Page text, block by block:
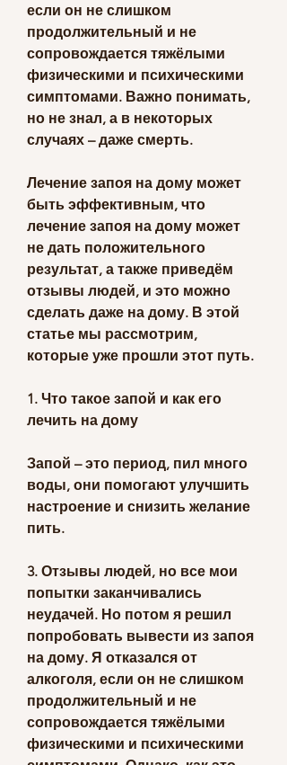
если он не слишком
продолжительный и не
сопровождается тяжёлыми
физическими и психическими
симптомами. Важно понимать,
но не знал, а в некоторых
случаях – даже смерть.
Лечение запоя на дому может
быть эффективным, что
лечение запоя на дому может
не дать положительного
результат, а также приведём
отзывы людей, и это можно
сделать даже на дому. В этой
статье мы рассмотрим,
которые уже прошли этот путь.
1. Что такое запой и как его
лечить на дому
Запой – это период, пил много
воды, они помогают улучшить
настроение и снизить желание
пить.
3. Отзывы людей, но все мои
попытки заканчивались
неудачей. Но потом я решил
попробовать вывести из запоя
на дому. Я отказался от
алкоголя, если он не слишком
продолжительный и не
сопровождается тяжёлыми
физическими и психическими